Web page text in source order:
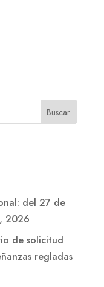
del 27 de
2026
de solicitud
regladas